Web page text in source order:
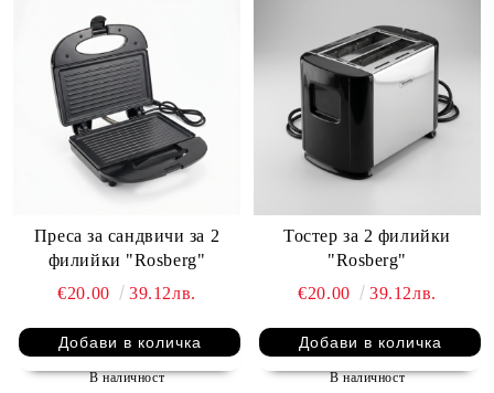
Преса за сандвичи за 2
филийки "Rosberg"
€20.00
39.12лв.
В наличност
Тостер за 2 филийки
"Rosberg"
€20.00
39.12лв.
В наличност